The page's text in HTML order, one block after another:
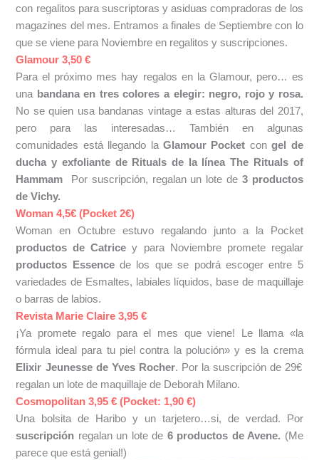
con regalitos para suscriptoras y asiduas compradoras de los
magazines del mes. Entramos a finales de Septiembre con lo
que se viene para Noviembre en regalitos y suscripciones.
Glamour 3,50 €
Para el próximo mes hay regalos en la Glamour, pero… es
unabandana en tres colores a elegir: negro, rojo y rosa.
No se quien usa bandanas vintage a estas alturas del 2017,
pero para las interesadas… También en algunas
comunidades está llegando la Glamour Pocket congel de
ducha y exfoliante de Rituals de la línea The Rituals of
Hammam
Por suscripción, regalan un lote de 3 productos
de Vichy.
Woman 4,5€ (Pocket 2€)
Woman en Octubre estuvo regalando junto a la Pocket
productos de Catrice y para Noviembre promete regalar
productos Essencede los que se podrá escoger entre 5
variedades de Esmaltes, labiales líquidos, base de maquillaje
o barras de labios.
Revista Marie Claire 3,95 €
¡Ya promete regalo para el mes que viene! Le llama «la
fórmula ideal para tu piel contra la polución» y es la crema
Elixir Jeunesse de Yves Rocher. Por la suscripción de 29€
regalan un lote de maquillaje de Deborah Milano.
Cosmopolitan 3,95 € (Pocket: 1,90 €)
Una bolsita de Haribo y un tarjetero…si, de verdad. Por
suscripción regalan un lote de 6 productos de Avene. (Me
parece que está genial!)